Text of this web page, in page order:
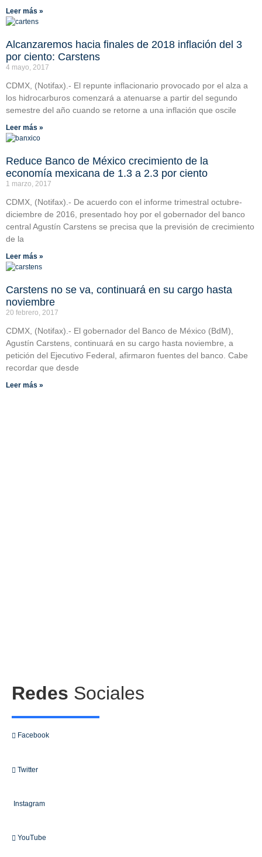
Leer más »
Alcanzaremos hacia finales de 2018 inflación del 3
por ciento: Carstens
4 mayo, 2017
CDMX, (Notifax).- El repunte inflacionario provocado por el alza a
los hidrocarburos comenzará a atenuarse a partir del segundo
semestre del año cuando se retorne a una inflación que oscile
Leer más »
Reduce Banco de México crecimiento de la
economía mexicana de 1.3 a 2.3 por ciento
1 marzo, 2017
CDMX, (Notifax).- De acuerdo con el informe trimestral octubre-
diciembre de 2016, presentado hoy por el gobernador del banco
central Agustín Carstens se precisa que la previsión de crecimiento
de la
Leer más »
Carstens no se va, continuará en su cargo hasta
noviembre
20 febrero, 2017
CDMX, (Notifax).- El gobernador del Banco de México (BdM),
Agustín Carstens, continuará en su cargo hasta noviembre, a
petición del Ejecutivo Federal, afirmaron fuentes del banco. Cabe
recordar que desde
Leer más »
Redes Sociales
Facebook
Twitter
Instagram
YouTube